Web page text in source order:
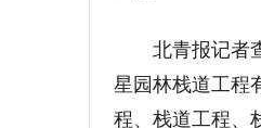
北青报记者查
星园林栈道工程
程、栈道工程、